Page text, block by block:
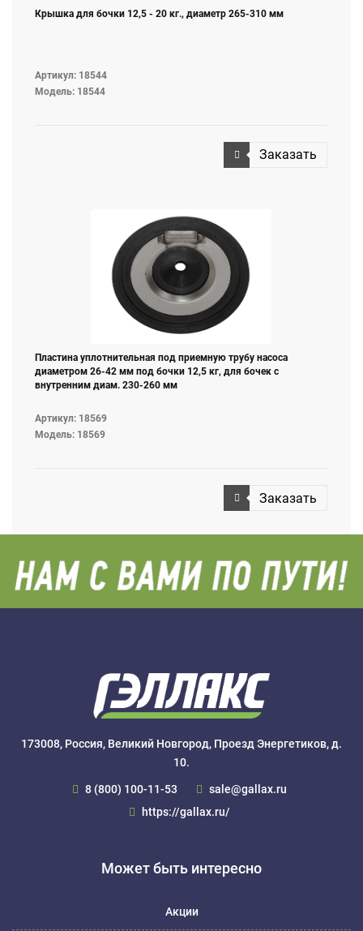
Крышка для бочки 12,5 - 20 кг., диаметр 265-310 мм
Артикул: 18544
Модель: 18544
Заказать
Пластина уплотнительная под приемную трубу насоса
диаметром 26-42 мм под бочки 12,5 кг, для бочек с
внутренним диам. 230-260 мм
Артикул: 18569
Модель: 18569
Заказать
173008, Россия, Великий Новгород, Проезд Энергетиков, д.
10.
8 (800) 100-11-53
sale@gallax.ru
https://gallax.ru/
Может быть интересно
Акции